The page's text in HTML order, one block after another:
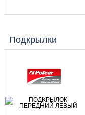
Подкрылки